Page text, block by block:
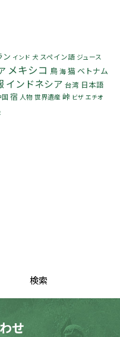
ン インド 犬 スペイン語 ジュース
メキシコ 鳥 海 猫 ベトナム
インドネシア 台湾 日本語
国 宿 人物 世界遺産 峠 ビザ エチオ
せ